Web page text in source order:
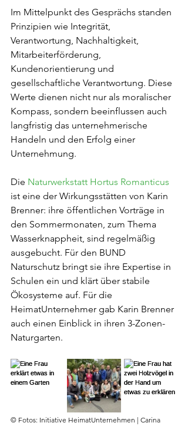
Im Mittelpunkt des Gesprächs standen
Prinzipien wie Integrität,
Verantwortung, Nachhaltigkeit,
Mitarbeiterförderung,
Kundenorientierung und
gesellschaftliche Verantwortung. Diese
Werte dienen nicht nur als moralischer
Kompass, sondern beeinflussen auch
langfristig das unternehmerische
Handeln und den Erfolg einer
Unternehmung.
Die Naturwerkstatt Hortus Romanticus
ist eine der Wirkungsstätten von Karin
Brenner: ihre öffentlichen Vorträge in
den Sommermonaten, zum Thema
Wasserknappheit, sind regelmäßig
ausgebucht. Für den BUND
Naturschutz bringt sie ihre Expertise in
Schulen ein und klärt über stabile
Ökosysteme auf. Für die
HeimatUnternehmer gab Karin Brenner
auch einen Einblick in ihren 3-Zonen-
Naturgarten.
© Fotos: Initiative HeimatUnternehmen | Carina